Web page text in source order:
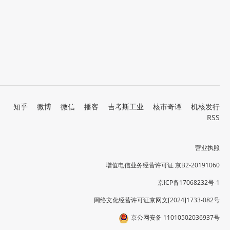
知乎 微博 微信 播客 吉考斯工业 核市奇谭
机核发行
RSS
营业执照
增值电信业务经营许可证 京B2-20191060
京ICP备17068232号-1
网络文化经营许可证京网文[2024]1733-082号
京公网安备 11010502036937号